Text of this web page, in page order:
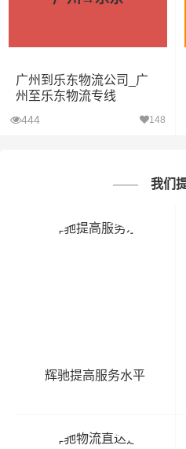
广州到乐东物流公司_广
州至乐东物流专线
444 148
我们
辉驰提高服务水平